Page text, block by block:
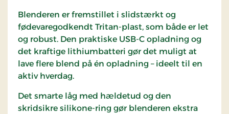
Blenderen er fremstillet i slidstærkt og
fødevaregodkendt Tritan-plast, som både er let
og robust. Den praktiske USB-C opladning og
det kraftige lithiumbatteri gør det muligt at
lave flere blend på én opladning – ideelt til en
aktiv hverdag.
Det smarte låg med hældetud og den
skridsikre silikone-ring gør blenderen ekstra